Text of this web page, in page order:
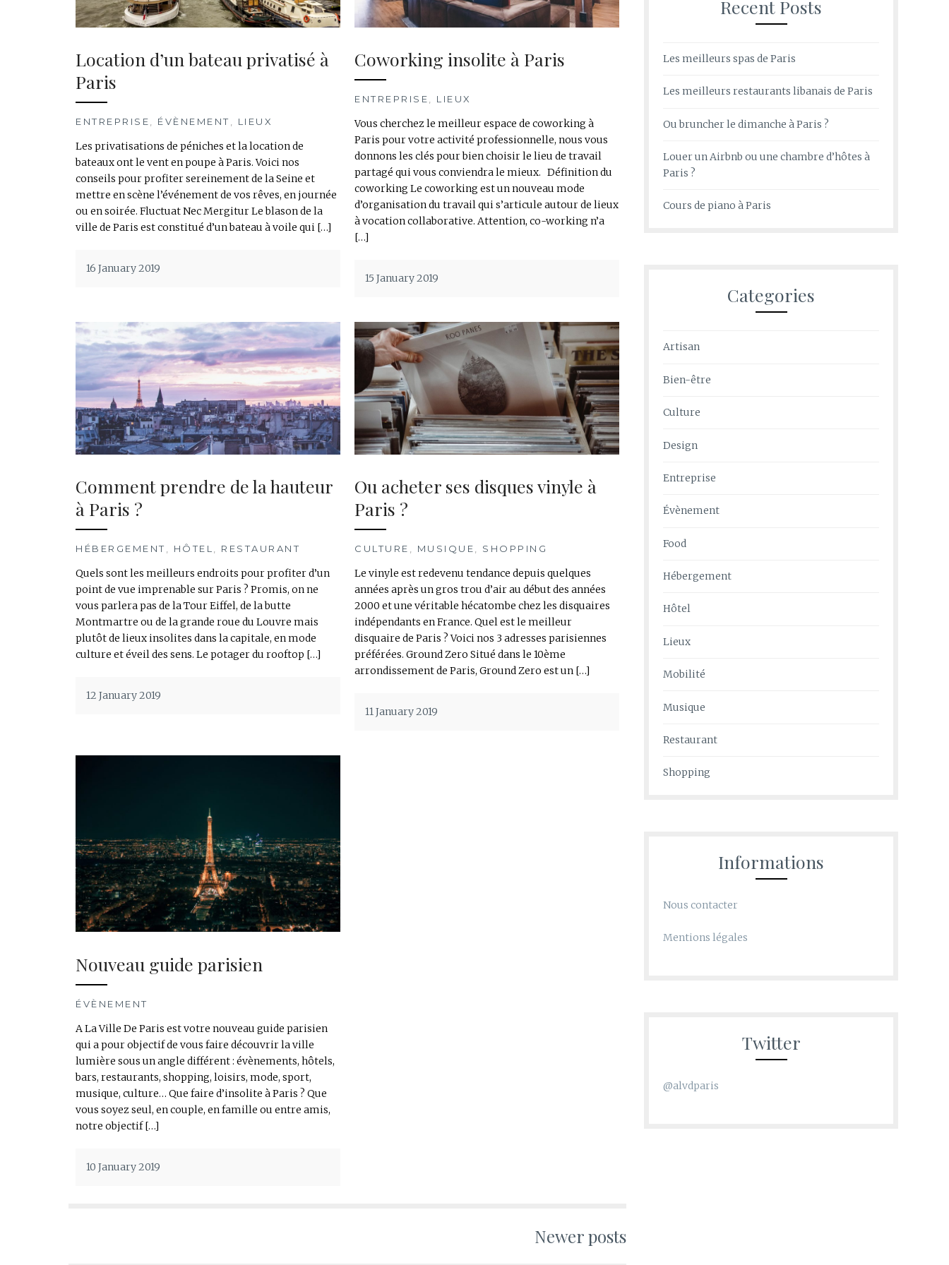
Location d’un bateau privatisé à
Paris
ENTREPRISE, ÉVÈNEMENT , LIEUX
Les privatisations de péniches et la location de
bateaux ont le vent en poupe à Paris. Voici nos
conseils pour profiter sereinement de la Seine et
mettre en scène l’événement de vos rêves, en journée
ou en soirée. Fluctuat Nec Mergitur Le blason de la
ville de Paris est constitué d’un bateau à voile qui […]
16 January 2019
Coworking insolite à Paris
ENTREPRISE, LIEUX
Vous cherchez le meilleur espace de coworking à
Paris pour votre activité professionnelle, nous vous
donnons les clés pour bien choisir le lieu de travail
partagé qui vous conviendra le mieux. Définition du
coworking Le coworking est un nouveau mode
d’organisation du travail qui s’articule autour de lieux
à vocation collaborative. Attention, co-working n’a
[…]
15 January 2019
Comment prendre de la hauteur
à Paris ?
HÉBERGEMENT HÔTEL RESTAURANT
Quels sont les meilleurs endroits pour profiter d’un
point de vue imprenable sur Paris ? Promis, on ne
vous parlera pas de la Tour Eiffel, de la butte
Montmartre ou de la grande roue du Louvre mais
plutôt de lieux insolites dans la capitale, en mode
culture et éveil des sens. Le potager du rooftop […]
12 January 2019
Ou acheter ses disques vinyle à
Paris ?
CULTURE MUSIQUE SHOPPING
Le vinyle est redevenu tendance depuis quelques
années après un gros trou d’air au début des années
2000 et une véritable hécatombe chez les disquaires
indépendants en France. Quel est le meilleur
disquaire de Paris ? Voici nos 3 adresses parisiennes
préférées. Ground Zero Situé dans le 10ème
arrondissement de Paris, Ground Zero est un […]
11 January 2019
Nouveau guide parisien
ÉVÈNEMENT
A La Ville De Paris est votre nouveau guide parisien
qui a pour objectif de vous faire découvrir la ville
lumière sous un angle différent : évènements, hôtels,
bars, restaurants, shopping, loisirs, mode, sport,
musique, culture… Que faire d’insolite à Paris ? Que
vous soyez seul, en couple, en famille ou entre amis,
notre objectif […]
10 January 2019
Newer posts
Recent Posts
Les meilleurs spas de Paris
Les meilleurs restaurants libanais de Paris
Ou bruncher le dimanche à Paris ?
Louer un Airbnb ou une chambre d’hôtes à
Paris ?
Cours de piano à Paris
Categories
Artisan
Bien-être
Culture
Design
Entreprise
Évènement
Food
Hébergement
Hôtel
Lieux
Mobilité
Musique
Restaurant
Shopping
Informations
Nous contacter
Mentions légales
Twitter
@alvdparis